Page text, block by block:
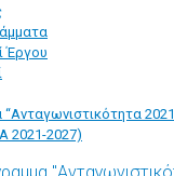
Έργου
2021-2027)